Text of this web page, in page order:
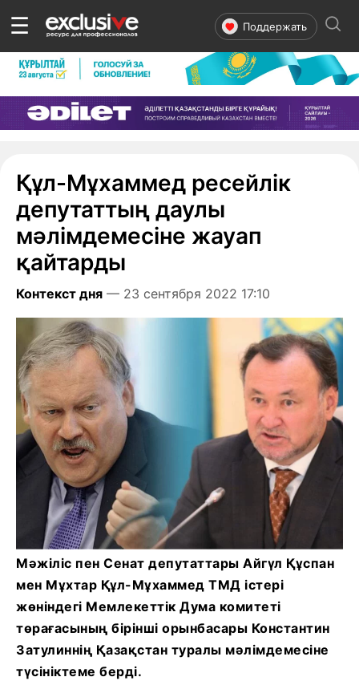
☰ Поддержать
Құл-Мұхаммед ресейлік
депутаттың даулы
мәлімдемесіне жауап
қайтарды
Контекст дня — 23 сентября 2022 17:10
Мәжіліс пен Сенат депутаттары Айгүл Құспан
мен Мұхтар Құл-Мұхаммед ТМД істері
жөніндегі Мемлекеттік Дума комитеті
төрағасының бірінші орынбасары Константин
Затулиннің Қазақстан туралы мәлімдемесіне
түсініктеме берді.